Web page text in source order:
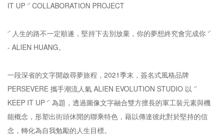
IT UP ‘’ COLLABORATION PROJECT
‘’ 人生的路不一定順遂，堅持下去別放棄，你的夢想終究會完成你 ‘’
- ALIEN HUANG。
一段深省的文字開啟尋夢旅程，2021季末，簽名式風格品牌
PERSEVERE 攜手潮流人氣 ALIEN EVOLUTION STUDIO 以 ‘’
KEEP IT UP ‘’ 為題，透過圖像文字融合雙方擅長的軍工裝元素與機
能概念，形塑出街頭休閒的聯乘特色，藉以傳達彼此對於堅持的信
念，轉化為自我勉勵的人生目標。